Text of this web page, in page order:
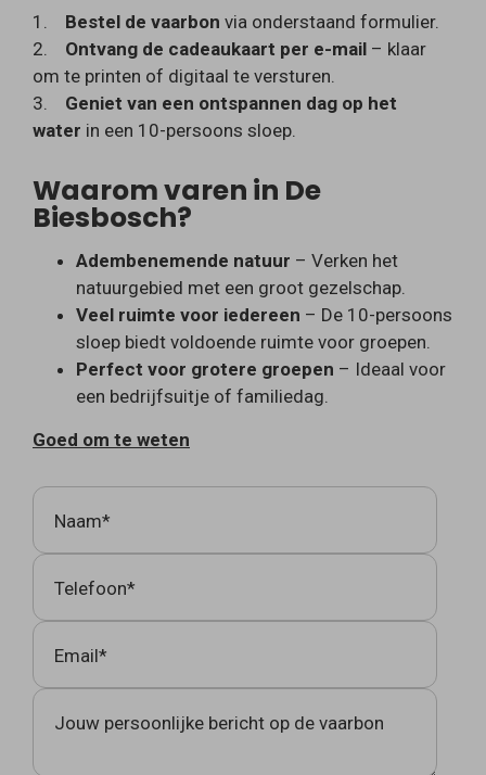
1. Bestel de vaarbon via onderstaand formulier.
2. Ontvang de cadeaukaart per e-mail – klaar
om te printen of digitaal te versturen.
3. Geniet van een ontspannen dag op het
water in een 10-persoons sloep.
Waarom varen in De
Biesbosch?
Adembenemende natuur – Verken het
natuurgebied met een groot gezelschap.
Veel ruimte voor iedereen – De 10-persoons
sloep biedt voldoende ruimte voor groepen.
Perfect voor grotere groepen – Ideaal voor
een bedrijfsuitje of familiedag.
Goed om te weten
Naam*
Telefoon*
Email*
Jouw persoonlijke bericht op de vaarbon